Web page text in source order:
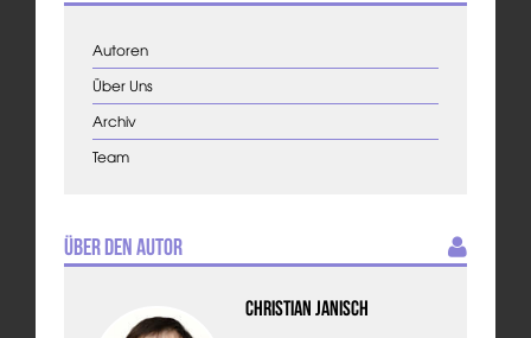
Autoren
Über Uns
Archiv
Team
Über den Autor
Christian Janisch